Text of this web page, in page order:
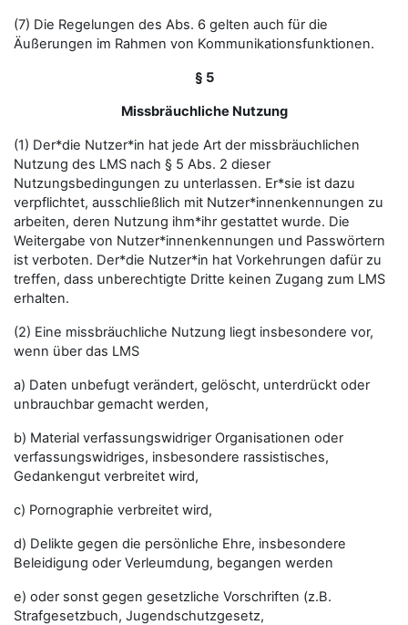
(7) Die Regelungen des Abs. 6 gelten auch für die
Äußerungen im Rahmen von Kommunikationsfunktionen.
§ 5
Missbräuchliche Nutzung
(1) Der*die Nutzer*in hat jede Art der missbräuchlichen
Nutzung des LMS nach § 5 Abs. 2 dieser
Nutzungsbedingungen zu unterlassen. Er*sie ist dazu
verpflichtet, ausschließlich mit Nutzer*innenkennungen zu
arbeiten, deren Nutzung ihm*ihr gestattet wurde. Die
Weitergabe von Nutzer*innenkennungen und Passwörtern
ist verboten. Der*die Nutzer*in hat Vorkehrungen dafür zu
treffen, dass unberechtigte Dritte keinen Zugang zum LMS
erhalten.
(2) Eine missbräuchliche Nutzung liegt insbesondere vor,
wenn über das LMS
a) Daten unbefugt verändert, gelöscht, unterdrückt oder
unbrauchbar gemacht werden,
b) Material verfassungswidriger Organisationen oder
verfassungswidriges, insbesondere rassistisches,
Gedankengut verbreitet wird,
c) Pornographie verbreitet wird,
d) Delikte gegen die persönliche Ehre, insbesondere
Beleidigung oder Verleumdung, begangen werden
e) oder sonst gegen gesetzliche Vorschriften (z.B.
Strafgesetzbuch, Jugendschutzgesetz,